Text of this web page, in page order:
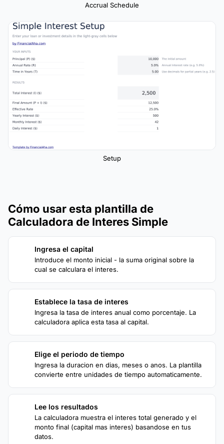
Accrual Schedule
Setup
Cómo usar esta plantilla de
Calculadora de Interes Simple
Ingresa el capital
Introduce el monto inicial - la suma original sobre la
cual se calculara el interes.
Establece la tasa de interes
Ingresa la tasa de interes anual como porcentaje. La
calculadora aplica esta tasa al capital.
Elige el periodo de tiempo
Ingresa la duracion en dias, meses o anos. La plantilla
convierte entre unidades de tiempo automaticamente.
Lee los resultados
La calculadora muestra el interes total generado y el
monto final (capital mas interes) basandose en tus
datos.